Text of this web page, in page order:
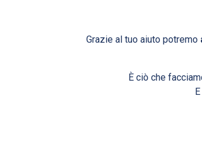
Grazie al tuo aiuto potremo
È ciò che